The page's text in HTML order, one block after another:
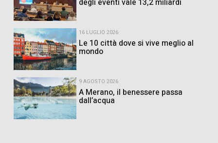
16 LUGLIO 2026
Le 10 città dove si vive meglio al
mondo
9 AGOSTO 2026
A Merano, il benessere passa
dall’acqua